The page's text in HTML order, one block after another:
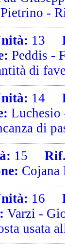
Pietrino -
13
Peddis -
di
14
Luchesio
di
15
Rif.
Cojana
16
Varzi -
usata